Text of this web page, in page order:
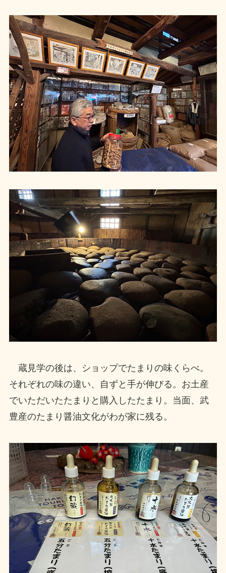
蔵見学の後は、ショップでたまりの味くらべ。
それぞれの味の違い、自ずと手が伸びる。お土産
でいただいたたまりと購入したたまり。当面、武
豊産のたまり醤油文化がわが家に残る。